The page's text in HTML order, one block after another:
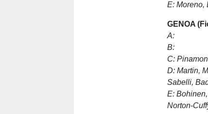
E: Moreno,
GENOA
A:
B:
C:
D: Martin,
Sabelli,
E:
Norton-